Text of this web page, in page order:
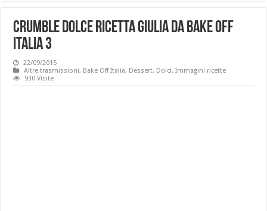
Crumble dolce ricetta Giulia da Bake Off
Italia 3
22/09/2015
Altre trasmissioni, Bake Off Italia, Dessert, Dolci,Immagini ricette
930 Visite